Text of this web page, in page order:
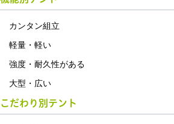
カンタン組立
軽量・軽い
強度・耐久性がある
大型・広い
こだわり別テント